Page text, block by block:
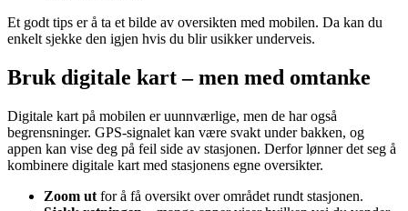
Et godt tips er å ta et bilde av oversikten med mobilen. Da kan du
enkelt sjekke den igjen hvis du blir usikker underveis.
Bruk digitale kart – men med omtanke
Digitale kart på mobilen er uunnværlige, men de har også
begrensninger. GPS-signalet kan være svakt under bakken, og
appen kan vise deg på feil side av stasjonen. Derfor lønner det seg å
kombinere digitale kart med stasjonens egne oversikter.
Zoom ut for å få oversikt over området rundt stasjonen.